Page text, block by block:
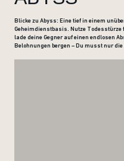
Blicke zu Abyss: Eine tief in einem
Geheimdienstbasis. Nutze
lade deine Gegner auf einen endlosen
Belohnungen bergen – Du musst nur